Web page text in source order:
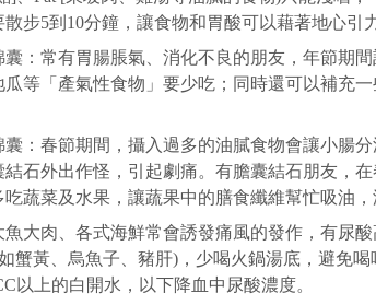
步5到10分鐘，讓食物和胃酸可以藉著地心引
：常有胃腸脹氣、消化不良的朋友，年節期
等「產氣性食物」要少吃；同時還可以補充
：春節期間，攝入過多的油膩食物會讓小腸
石外出作怪，引起劇痛。有膽囊結石朋友，在
蔬菜及水果，讓蔬果中的膳食纖維幫忙吸油，
大肉、各式海鮮常會誘發痛風的發作，有尿
蟹黃、烏魚子、豬肝)，少喝火鍋湯底，避免
以上的白開水，以下降血中尿酸濃度。